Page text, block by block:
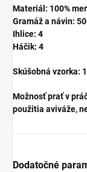
Materiál: 100%
Gramáž a návin:
Ihlice: 4
Háčik: 4
Skúšobná vzorka:
Možnosť prať v
použitia aviváže,
Dodatočné